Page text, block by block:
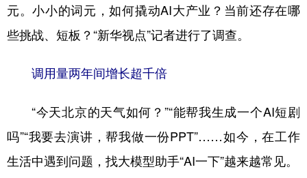
食品 人居 信息化 数字经济
学术中国 乡村振兴 银龄
城市 旅游
公益 一带一路 亚太网 上市公司
文化产业
元。小小的词元，如何撬动AI大产业？当前还存在哪
些挑战、短板？“新华视点”记者进行了调查。
调用量两年间增长超千倍
“今天北京的天气如何？”“能帮我生成一个AI短剧
吗”“我要去演讲，帮我做一份PPT”……如今，在工作
生活中遇到问题，找大模型助手“AI一下”越来越常见。